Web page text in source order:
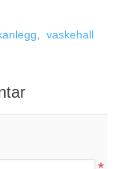
vaskehall